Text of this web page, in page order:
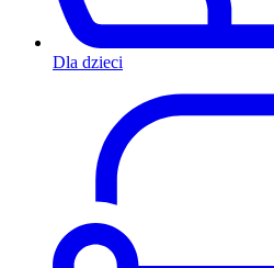
Dla dzieci